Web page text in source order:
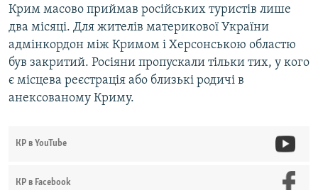
Крим масово приймав російських туристів лише
два місяці. Для жителів материкової України
адмінкордон між Кримом і Херсонською областю
був закритий. Росіяни пропускали тільки тих, у кого
є місцева реєстрація або близькі родичі в
анексованому Криму.
КР в YouTube
КР в Facebook